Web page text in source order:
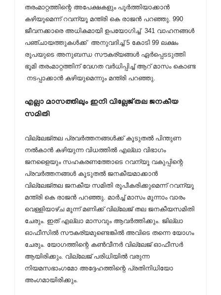
തരംമാറ്റത്തിന്റെ അപേക്ഷകളും പൂര്‍ത്തിയാക്കാന്‍
കഴിയുമെന്ന് റവന്യൂ മന്ത്രി കെ രാജന്‍ പറഞ്ഞു. 990
ജീവനക്കാരെ അധികമായി ഉപയോഗിച്ച് 341 വാഹനങ്ങള്‍
പഞ്ചായത്തുകള്‍ക്ക് അനുവദിച്ച് 5 കോടി 99 ലക്ഷം
രൂപയുടെ അനുബന്ധ സൗകര്യങ്ങള്‍ ഏര്‍പ്പെടടുത്തി
ഭൂമി തരംമാറ്റത്തിന് വേഗത വര്‍ധിപ്പിച്ച് ആറ് മാസം കൊണ്ട
നടപ്പാക്കാന്‍ കഴിയുമെന്നും മന്ത്രി പറഞ്ഞു.
എല്ലാ മാസത്തിലും ഇനി വില്ലേജ്തല ജനകീയ
സമിതി
വില്ലേജ്തല പ്രവര്‍ത്തനങ്ങള്‍ക്ക് കൂടുതല്‍ പിന്തുണ
നല്‍കാന്‍ കഴിയുന്ന വിധത്തില്‍ എല്ലാ വിഭാഗം
ജനളൈയും സഹകരണത്തോടെ റവന്യൂ വകുപ്പിന്റെ
പ്രവര്‍ത്തനങ്ങള്‍ കൂടുതല്‍ ജനകീയമാക്കാന്‍
വില്ലേജ്തല ജനകീയ സമിതി രൂപീകരിക്കുമെന്ന് റവന്യൂ
മന്ത്രി കെ രാജന്‍ പറഞ്ഞു. മാര്‍ച്ച് മാസം മൂന്നാം വാരം
വെള്ളിയാഴ്ച മൂന്ന് മണിക്ക് വില്ലേജ് തല ജനകീയസമിതി
ചേരും. ഇത് എല്ലാ മാസവും ആവര്‍ത്തിക്കും. ജില്ലാ
ഓഫീസില്‍ സൗകര്യമുണ്ടെങ്കില്‍ അവിടെ തന്നെ യോഗം
ചേരും. യോഗത്തിന്റെ കണ്‍വീനര്‍ വില്ലേജ് ഓഫീസര്‍
ആയിരിക്കും. വില്ലേജ് പരിധിയില്‍ വരുന്ന
നിയമസഭാംഗമോ അദ്ദേഹത്തിന്റെ പ്രതിനിധിയോ
അംഗമായിരിക്കും.